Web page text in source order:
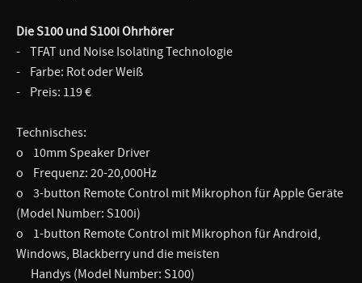
Die S100 und S100i Ohrhörer
- TFAT und Noise Isolating Technologie
- Farbe: Rot oder Weiß
- Preis: 119 €
Technisches:
o 10mm Speaker Driver
o Frequenz: 20-20,000Hz
o 3-button Remote Control mit Mikrophon für Apple Geräte
(Model Number: S100i)
o 1-button Remote Control mit Mikrophon für Android,
Windows, Blackberry und die meisten
Handys (Model Number: S100)